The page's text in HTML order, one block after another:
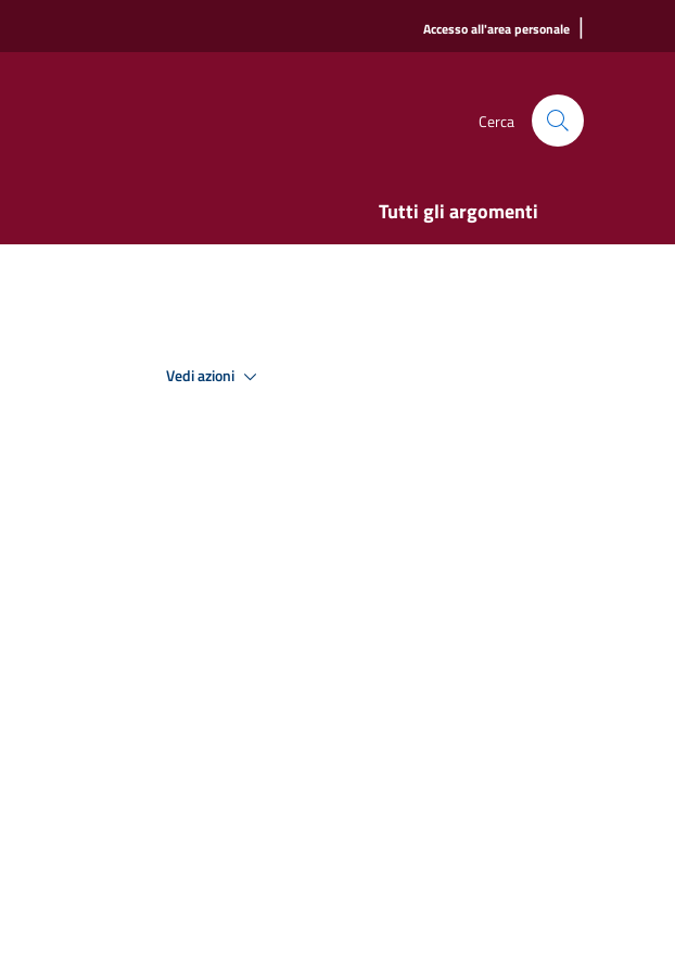
Accesso all'area personale |
Cerca
Tutti gli argomenti
Vedi azioni